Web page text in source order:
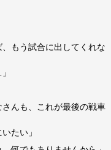
もう試合に出してくれな
んも、これが最後の戦車
たい」